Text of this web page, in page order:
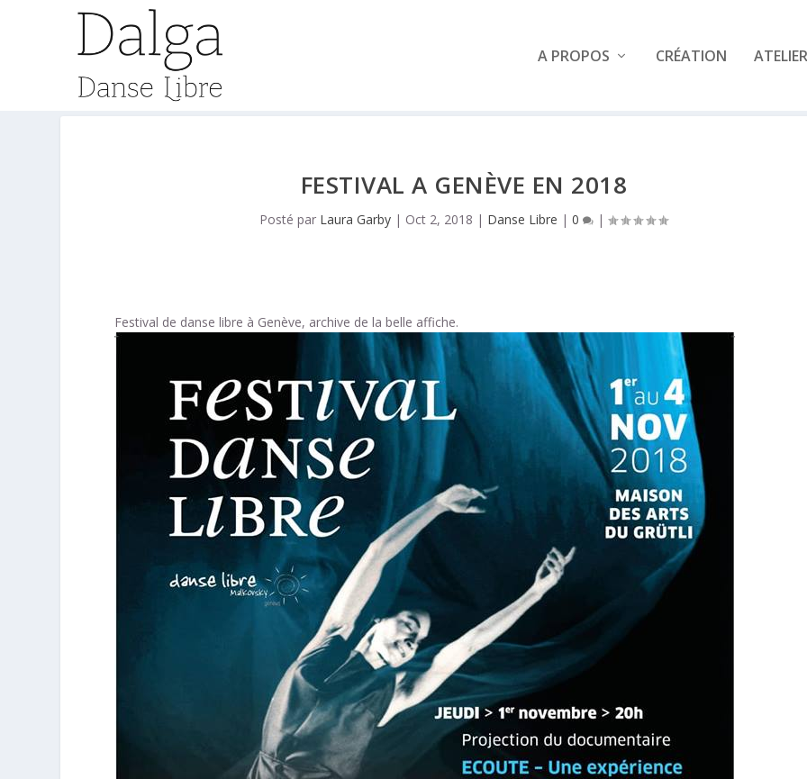
A PROPOS CRÉATION
FESTIVAL A GENÈVE EN 2018
Posté par Laura Garby | Oct 2, 2018 | Danse Libre |0 |
Festival de danse libre à Genève, archive de la belle affiche.